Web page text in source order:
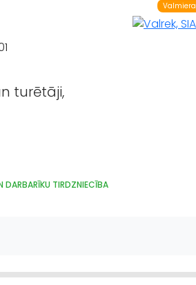
Valmiera
turētāji,
DARBARĪKU TIRDZNIECĪBA